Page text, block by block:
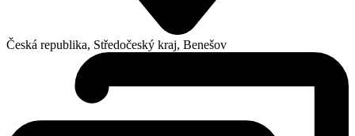
Česká republika, Středočeský kraj, Benešov